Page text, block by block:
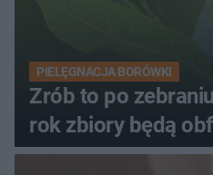
PIELĘGNACJA BORÓWKI
Zrób to po
rok zbiory będą